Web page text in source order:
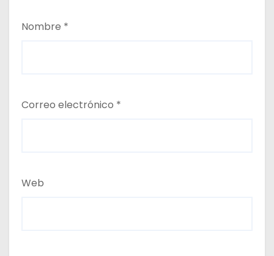
Nombre *
Correo electrónico *
Web